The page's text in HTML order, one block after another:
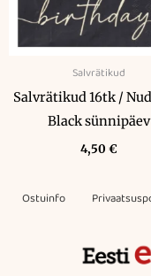
Salvrätikud
Salvrätikud 16tk /
Black sünnipäev
4,50 €
Ostuinfo